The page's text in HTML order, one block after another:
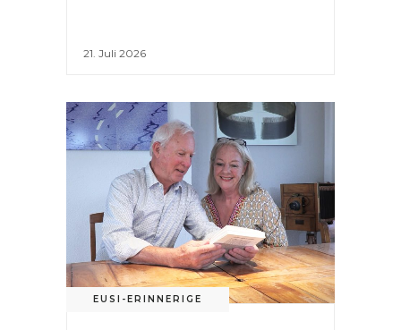
21. Juli 2026
EUSI-ERINNERIGE